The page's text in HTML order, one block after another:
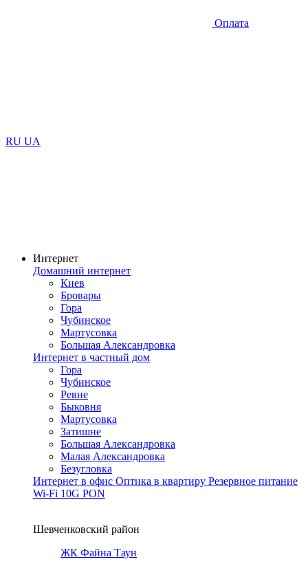
Оплата
RU UA
Интернет
Домашний интернет
Киев
Бровары
Гора
Чубинское
Мартусовка
Большая Александровка
Интернет в частный дом
Гора
Чубинское
Ревне
Быковня
Мартусовка
Затишне
Большая Александровка
Малая Александровка
Безугловка
Интернет в офис Оптика в квартиру Резервное питание
Wi-Fi 10G PON
Шевченковский район
ЖК Файна Таун